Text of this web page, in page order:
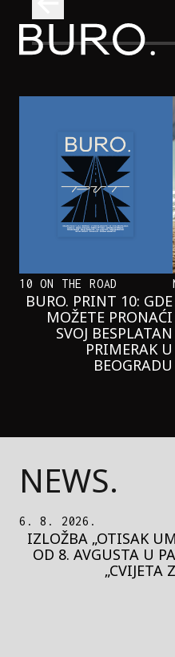
BURO.
NEOBIČNA
KOJE SU
HERCOGOV FILM
10 ON THE ROAD
BURO. PRINT 10: GDE
MOŽETE PRONAĆI
SVOJ BESPLATAN
PRIMERAK U
BEOGRADU
NEWS.
5. 8. 2026.
OD BAROKA DO
NAM DONOSI NOVI